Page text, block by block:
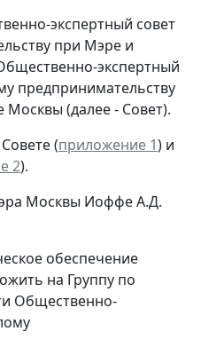
экспертный совет
при Мэре и
экспертный
предпринимательству
(далее - Совет).
(приложение 1) и
2).
Москвы Иоффе А.Д.
обеспечение
на Группу по
Общественно-